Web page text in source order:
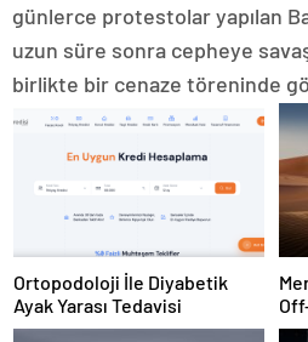
günlerce protestolar yapılan
uzun süre sonra cepheye
birlikte bir cenaze töreninde
Ortopodoloji İle Diyabetik
Ayak Yarası Tedavisi